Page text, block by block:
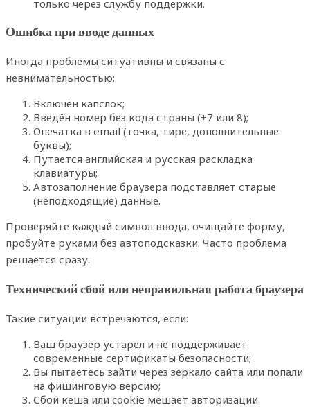
только через службу поддержки.
Ошибка при вводе данных
Иногда проблемы ситуативны и связаны с
невнимательностью:
Включён капслок;
Введён номер без кода страны (+7 или 8);
Опечатка в email (точка, тире, дополнительные
буквы);
Путается английская и русская раскладка
клавиатуры;
Автозаполнение браузера подставляет старые
(неподходящие) данные.
Проверяйте каждый символ ввода, очищайте форму,
пробуйте руками без автоподсказки. Часто проблема
решается сразу.
Технический сбой или неправильная работа браузера
Такие ситуации встречаются, если:
Ваш браузер устарел и не поддерживает
современные сертификаты безопасности;
Вы пытаетесь зайти через зеркало сайта или попали
на фишинговую версию;
Сбой кеша или cookie мешает авторизации.